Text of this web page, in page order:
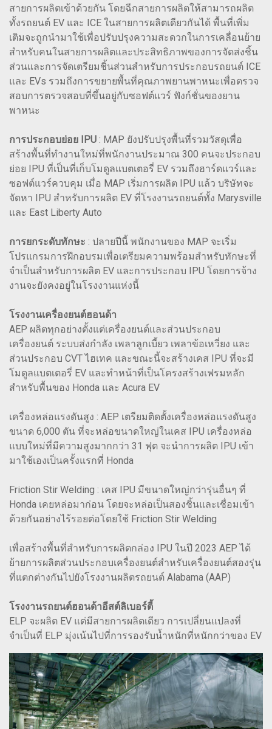
สายการผลิตเข้าด้วยกัน โดยฉีกสายการผลิตให้สามารถผลิต
ทั้งรถยนต์ EV และ ICE ในสายการผลิตเดียวกันได้ พื้นที่เพิ่ม
เติมจะถูกนำมาใช้เพื่อปรับปรุงความสะดวกในการเคลื่อนย้าย
สำหรับคนในสายการผลิตและประสิทธิภาพของการจัดส่งชิ้น
ส่วนและการจัดเตรียมชิ้นส่วนสำหรับการประกอบรถยนต์ ICE
และ EVs รวมถึงการขยายพื้นที่คุณภาพยานพาหนะเพื่อตรวจ
สอบการตรวจสอบที่ขึ้นอยู่กับซอฟต์แวร์ ฟังก์ชั่นของยาน
พาหนะ
การประกอบย่อย IPU : MAP ยังปรับปรุงพื้นที่รวมวัสดุเพื่อ
สร้างพื้นที่ทำงานใหม่ที่พนักงานประมาณ 300 คนจะประกอบ
ย่อย IPU ที่เป็นที่เก็บโมดูลแบตเตอรี่ EV รวมถึงฮาร์ดแวร์และ
ซอฟต์แวร์ควบคุม เมื่อ MAP เริ่มการผลิต IPU แล้ว บริษัทจะ
จัดหา IPU สำหรับการผลิต EV ที่โรงงานรถยนต์ทั้ง Marysville
และ East Liberty Auto
การยกระดับทักษะ : ปลายปีนี้ พนักงานของ MAP จะเริ่ม
โปรแกรมการฝึกอบรมเพื่อเตรียมความพร้อมสำหรับทักษะที่
จำเป็นสำหรับการผลิต EV และการประกอบ IPU โดยการจ้าง
งานจะยังคงอยู่ในโรงงานแห่งนี้
โรงงานเครื่องยนต์ฮอนด้า
AEP ผลิตทุกอย่างตั้งแต่เครื่องยนต์และส่วนประกอบ
เครื่องยนต์ ระบบส่งกำลัง เพลาลูกเบี้ยว เพลาข้อเหวี่ยง และ
ส่วนประกอบ CVT ไฮเทค และขณะนี้จะสร้างเคส IPU ที่จะมี
โมดูลแบตเตอรี่ EV และทำหน้าที่เป็นโครงสร้างเฟรมหลัก
สำหรับพื้นของ Honda และ Acura EV
เครื่องหล่อแรงดันสูง : AEP เตรียมติดตั้งเครื่องหล่อแรงดันสูง
ขนาด 6,000 ตัน ที่จะหล่อขนาดใหญ่ในเคส IPU เครื่องหล่อ
แบบใหม่ที่มีความสูงมากกว่า 31 ฟุต จะนำการผลิต IPU เข้า
มาใช้เองเป็นครั้งแรกที่ Honda
Friction Stir Welding : เคส IPU มีขนาดใหญ่กว่ารุ่นอื่นๆ ที่
Honda เคยหล่อมาก่อน โดยจะหล่อเป็นสองชิ้นและเชื่อมเข้า
ด้วยกันอย่างไร้รอยต่อโดยใช้ Friction Stir Welding
เพื่อสร้างพื้นที่สำหรับการผลิตกล่อง IPU ในปี 2023 AEP ได้
ย้ายการผลิตส่วนประกอบเครื่องยนต์สำหรับเครื่องยนต์สองรุ่น
ที่แตกต่างกันไปยังโรงงานผลิตรถยนต์ Alabama (AAP)
โรงงานรถยนต์ฮอนด้าอีสต์ลิเบอร์ตี้
ELP จะผลิต EV แต่มีสายการผลิตเดียว การเปลี่ยนแปลงที่
จำเป็นที่ ELP มุ่งเน้นไปที่การรองรับน้ำหนักที่หนักกว่าของ EV